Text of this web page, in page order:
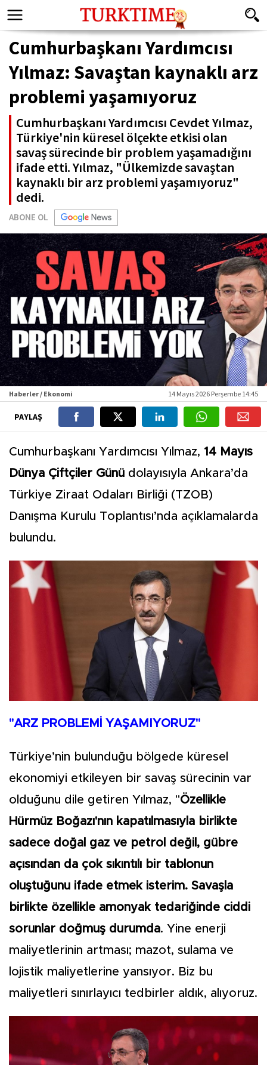
Cumhurbaşkanı Yardımcısı
Yılmaz: Savaştan kaynaklı arz
problemi yaşamıyoruz
Cumhurbaşkanı Yardımcısı Cevdet Yılmaz,
Türkiye'nin küresel ölçekte etkisi olan
savaş sürecinde bir problem yaşamadığını
ifade etti. Yılmaz, "Ülkemizde savaştan
kaynaklı bir arz problemi yaşamıyoruz"
dedi.
ABONE OL
Haberler / Ekonomi 14 Mayıs 2026 Perşembe 14:45
PAYLAŞ
Cumhurbaşkanı Yardımcısı Yılmaz, 14 Mayıs
Dünya Çiftçiler Günü dolayısıyla Ankara’da
Türkiye Ziraat Odaları Birliği (TZOB)
Danışma Kurulu Toplantısı’nda açıklamalarda
bulundu.
"ARZ PROBLEMİ YAŞAMIYORUZ"
Türkiye’nin bulunduğu bölgede küresel
ekonomiyi etkileyen bir savaş sürecinin var
olduğunu dile getiren Yılmaz, "Özellikle
Hürmüz Boğazı'nın kapatılmasıyla birlikte
sadece doğal gaz ve petrol değil, gübre
açısından da çok sıkıntılı bir tablonun
oluştuğunu ifade etmek isterim. Savaşla
birlikte özellikle amonyak tedariğinde ciddi
sorunlar doğmuş durumda. Yine enerji
maliyetlerinin artması; mazot, sulama ve
lojistik maliyetlerine yansıyor. Biz bu
maliyetleri sınırlayıcı tedbirler aldık, alıyoruz.